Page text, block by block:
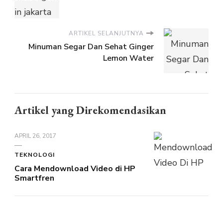
ARTIKEL SELANJUTNYA
Minuman Segar Dan Sehat Ginger
Lemon Water
Artikel yang Direkomendasikan
APRIL 26, 2017
TEKNOLOGI
Cara Mendownload Video di HP
Smartfren